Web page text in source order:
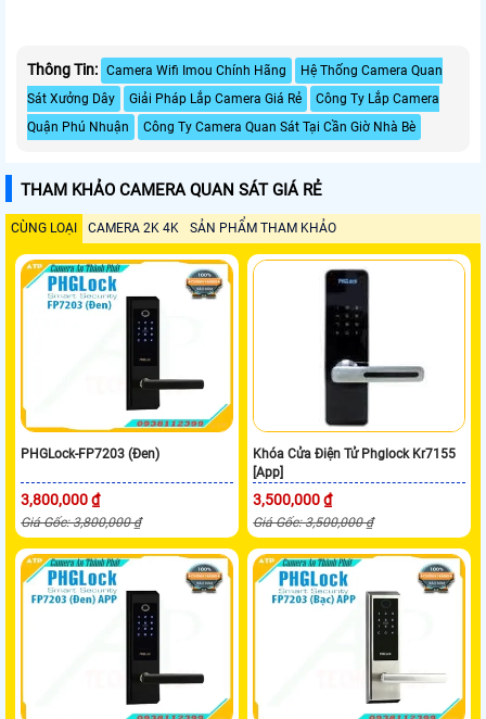
Thông Tin: Camera Wifi Imou Chính Hãng
Hệ Thống Camera Quan
Sát Xưởng Dây
Giải Pháp Lắp Camera Giá Rẻ
Công Ty Lắp Camera
Quận Phú Nhuận
Công Ty Camera Quan Sát Tại Cần Giờ Nhà Bè
THAM KHẢO CAMERA QUAN SÁT GIÁ RẺ
CÙNG LOẠI CAMERA 2K 4K SẢN PHẨM THAM KHẢO
PHGLock-FP7203 (Đen)
3,800,000 ₫
Giá Gốc: 3,800,000 ₫
Khóa Cửa Điện Tử Phglock Kr7155
[App]
3,500,000 ₫
Giá Gốc: 3,500,000 ₫